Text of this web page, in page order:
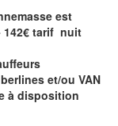
est
142€ tarif nuit
et/ou VAN
à disposition